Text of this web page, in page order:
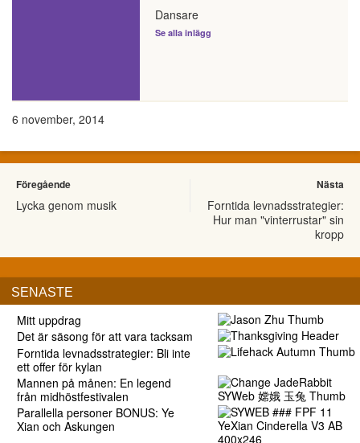
Dansare
Se alla inlägg
6 november, 2014
Föregående
Lycka genom musik
Nästa
Forntida levnadsstrategier:
Hur man "vinterrustar" sin
kropp
SENASTE
Mitt uppdrag
Det är säsong för att vara tacksam
Forntida levnadsstrategier: Bli inte
ett offer för kylan
Mannen på månen: En legend
från midhöstfestivalen
Parallella personer BONUS: Ye
Xian och Askungen